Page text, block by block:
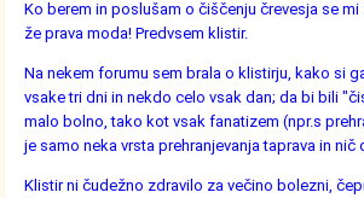
Ko berem in poslušam o čiščenju črevesja se
že prava moda! Predvsem klistir.
Na nekem forumu sem brala o klistirju, kako si
vsake tri dni in nekdo celo vsak dan; da bi bili
malo bolno, tako kot vsak fanatizem (npr.s
je samo neka vrsta prehranjevanja taprava in nič
Klistir ni čudežno zdravilo za večino bolezni,